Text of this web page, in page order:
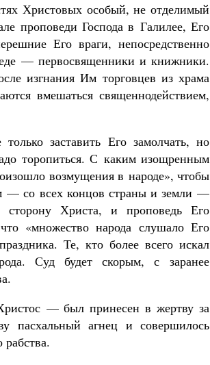
Христовых особый, не отделимый
проповеди Господа в Галилее, Его
Его враги, непосредственно
— первосвященники и книжники.
изгнания Им торговцев из храма
вмешаться священнодействием,
заставить Его замолчать, но
торопиться. С каким изощренным
возмущения в народе», чтобы
— со всех концов страны и земли —
Христа, и проповедь Его
«множество народа слушало Его
Те, кто более всего искал
Суд будет скорым, с заранее
— был принесен в жертву за
агнец и совершилось